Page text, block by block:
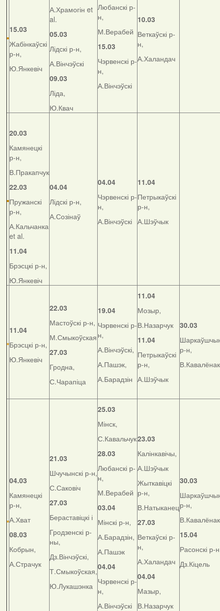
15.03
Жабінкаўскі
р-н,
Ю.Янкевіч
А.Храмогін et
al.
05.03
Лідскі р-н,
А.Вінчэўскі
09.03
Ліда,
Ю.Квач
Любанскі р-
н,
М.Верабей
15.03
Чэрвенскі р-
н,
А.Вінчэўскі
10.03
Веткаўскі р-
н,
А.Халандач
20.03
Камянецкі
р-н,
В.Пракапчук
22.03
Пружанскі
р-н,
А.Кальчанка
et al.
11.04
Брэсцкі р-н,
Ю.Янкевіч
04.04
Лідскі р-н,
А.Созінаў
04.04
Чэрвенскі р-
н,
А.Вінчэўскі
11.04
Петрыкаўскі
р-н,
А.Шэўчык
11.04
Брэсцкі р-н,
Ю.Янкевіч
22.03
Мастоўскі р-н,
М.Смыкоўская
27.03
Гродна,
С.Чарапіца
19.04
Чэрвенскі р-
н,
А.Вінчэўскі,
А.Пашэк,
А.Барадзін
11.04
Мозыр,
В.Назарчук
11.04
Петрыкаўскі
р-н,
А.Шэўчык
30.03
р-н,
В.Кавалёнак
04.03
Камянецкі
р-н,
А.Хват
08.03
Кобрын,
А.Страчук
21.03
Шчучынскі р-н,
С.Саковіч
27.03
Бераставіцкі і
Гродзенскі р-
ны,
Дз.Вінчэўскі,
Т.Смыкоўская,
Ю.Лукашэнка
25.03
Мінск,
С.Кавальчук
28.03
Любанскі р-
н,
М.Верабей
03.04
Мінскі р-н,
А.Барадзін,
А.Пашэк
04.04
Чэрвенскі р-
н,
А.Вінчэўскі
23.03
Калінкавічы,
А.Шэўчык
Жыткавіцкі
р-н,
В.Натыканец
27.03
Веткаўскі р-
н,
А.Халандач
04.04
Мазыр,
В.Назарчук
30.03
р-н,
В.Кавалёнак
15.04
Расонскі р-
Дз.Кіцель